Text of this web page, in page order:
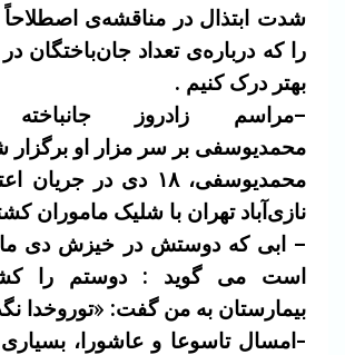
شدت ابتذال در مناقشه‌ی
را که درباره‌ی تعداد جان‌باختگان
بهتر درک کنیم .
–مراسم زادروز
محمدیوسفی بر سر مزار او
محمدیوسفی، ۱۸ دی‌ در
نازی‌آباد تهران با شلیک ماموران
– ابی که دوستش در خیزش دی
است می گوید : دوستم را
بیمارستان به من گفت: «توروخدا
-امسال تاسوعا و عاشورا، بسیاری